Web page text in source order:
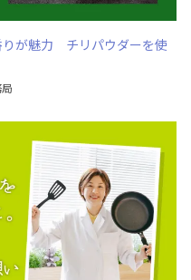
りが魅力 チリパウダーを使